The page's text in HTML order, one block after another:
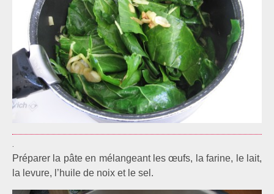
.
Préparer la pâte en mélangeant les œufs, la farine, le lait,
la levure, l’huile de noix et le sel.